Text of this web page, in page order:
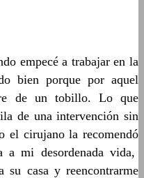
empecé a trabajar en la
bien porque por aquel
de un tobillo. Lo que
de una intervención sin
el cirujano la recomendó
a mi desordenada vida,
su casa y reencontrarme